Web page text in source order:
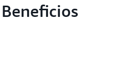
Beneficios